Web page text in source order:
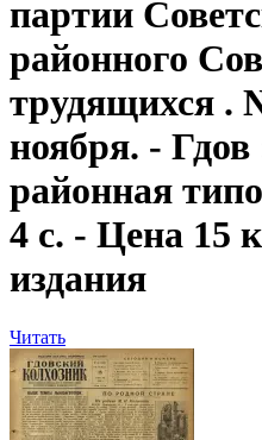
партии
районного
трудящихся .
ноября. - Гдов
районная
4 с. - Цена 15
издания
Читать